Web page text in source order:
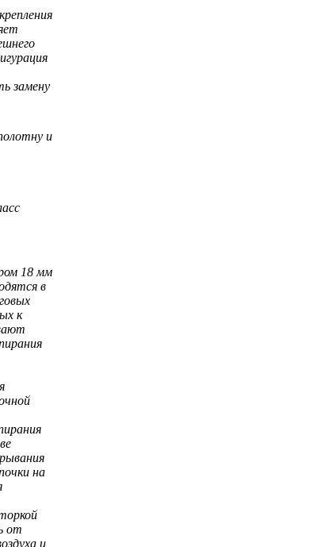
замену
и
18 мм
в
к
на
от
и